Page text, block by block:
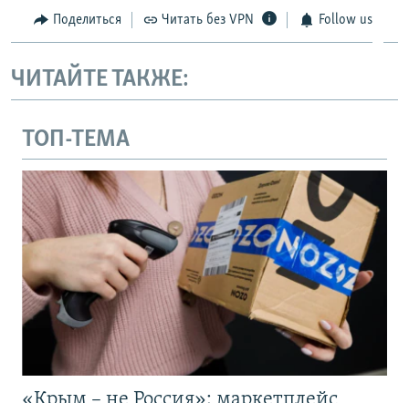
Поделиться Читать без VPN Follow us
ЧИТАЙТЕ ТАКЖЕ:
ТОП-ТЕМА